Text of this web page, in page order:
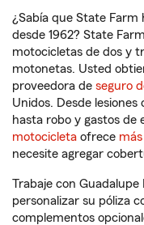
¿Sabía que State
desde 1962? State
motocicletas de dos y
motonetas. Usted
proveedora de seguro
Unidos. Desde
hasta robo y gastos de
motocicleta ofrece
necesite agregar
Trabaje con
personalizar su póliza
complementos